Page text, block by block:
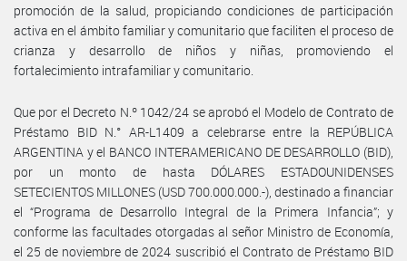
promoción de la salud, propiciando condiciones de participación
activa en el ámbito familiar y comunitario que faciliten el proceso de
crianza y desarrollo de niños y niñas, promoviendo el
fortalecimiento intrafamiliar y comunitario.
Que por el Decreto N.º 1042/24 se aprobó el Modelo de Contrato de
Préstamo BID N.° AR-L1409 a celebrarse entre la REPÚBLICA
ARGENTINA y el BANCO INTERAMERICANO DE DESARROLLO (BID),
por un monto de hasta DÓLARES ESTADOUNIDENSES
SETECIENTOS MILLONES (USD 700.000.000.-), destinado a financiar
el “Programa de Desarrollo Integral de la Primera Infancia”; y
conforme las facultades otorgadas al señor Ministro de Economía,
el 25 de noviembre de 2024 suscribió el Contrato de Préstamo BID